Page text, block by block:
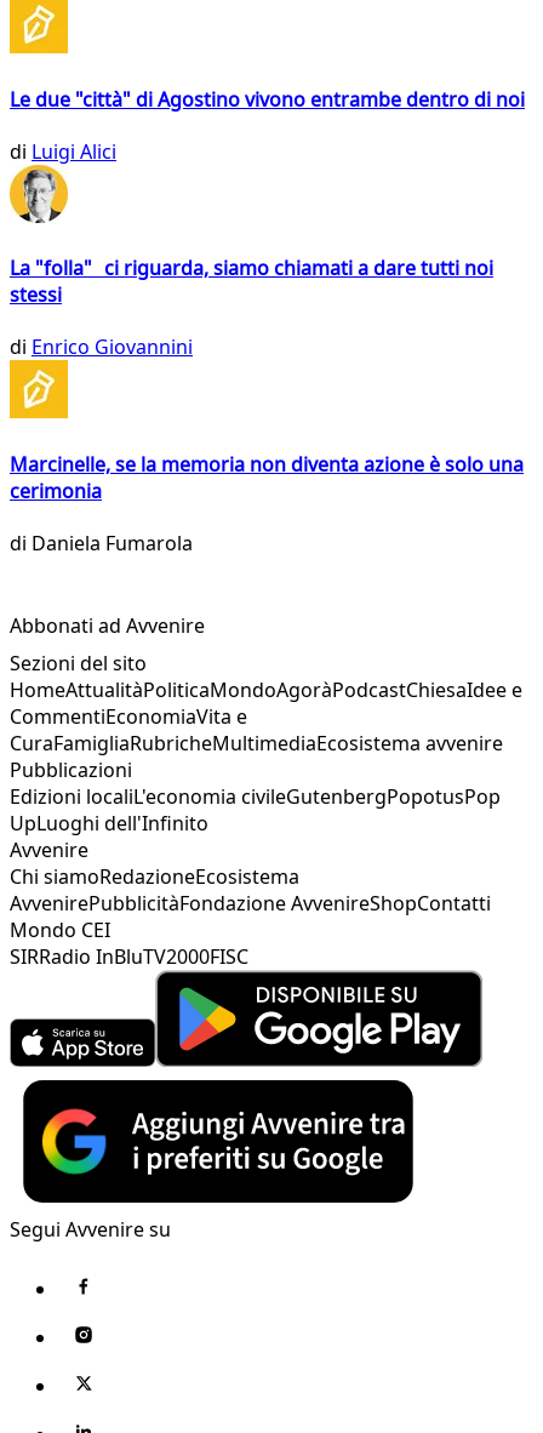
Le due "città" di Agostino vivono entrambe dentro di noi
di Luigi Alici
La "folla" ci riguarda, siamo chiamati a dare tutti noi
stessi
di Enrico Giovannini
Marcinelle, se la memoria non diventa azione è solo una
cerimonia
di Daniela Fumarola
Abbonati ad Avvenire
Sezioni del sito
HomeAttualitàPoliticaMondoAgoràPodcastChiesaIdee e
CommentiEconomiaVita e
CuraFamigliaRubricheMultimediaEcosistema avvenire
Pubblicazioni
Edizioni localiL'economia civileGutenbergPopotusPop
UpLuoghi dell'Infinito
Avvenire
Chi siamoRedazioneEcosistema
AvvenirePubblicitàFondazione AvvenireShopContatti
Mondo CEI
SIRRadio InBluTV2000FISC
Segui Avvenire su